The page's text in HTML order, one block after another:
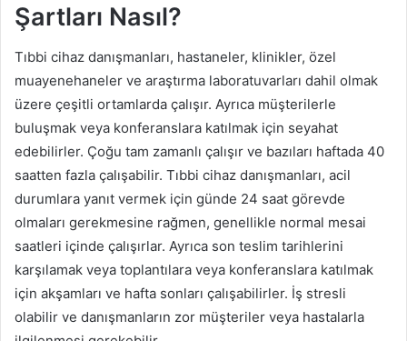
Şartları Nasıl?
Tıbbi cihaz danışmanları, hastaneler, klinikler, özel
muayenehaneler ve araştırma laboratuvarları dahil olmak
üzere çeşitli ortamlarda çalışır. Ayrıca müşterilerle
buluşmak veya konferanslara katılmak için seyahat
edebilirler. Çoğu tam zamanlı çalışır ve bazıları haftada 40
saatten fazla çalışabilir. Tıbbi cihaz danışmanları, acil
durumlara yanıt vermek için günde 24 saat görevde
olmaları gerekmesine rağmen, genellikle normal mesai
saatleri içinde çalışırlar. Ayrıca son teslim tarihlerini
karşılamak veya toplantılara veya konferanslara katılmak
için akşamları ve hafta sonları çalışabilirler. İş stresli
olabilir ve danışmanların zor müşteriler veya hastalarla